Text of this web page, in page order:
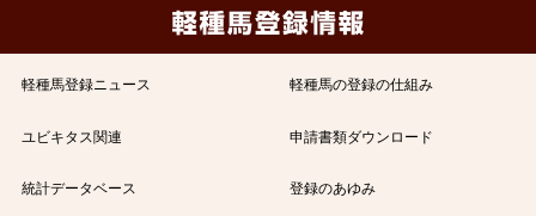
軽種馬登録ニュース 軽種馬の登録の仕組み
ユビキタス関連 申請書類ダウンロード
統計データベース 登録のあゆみ